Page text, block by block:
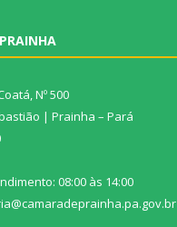
Nº 500
| Prainha – Pará
08:00 às 14:00